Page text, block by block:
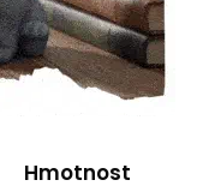
Hmotnost